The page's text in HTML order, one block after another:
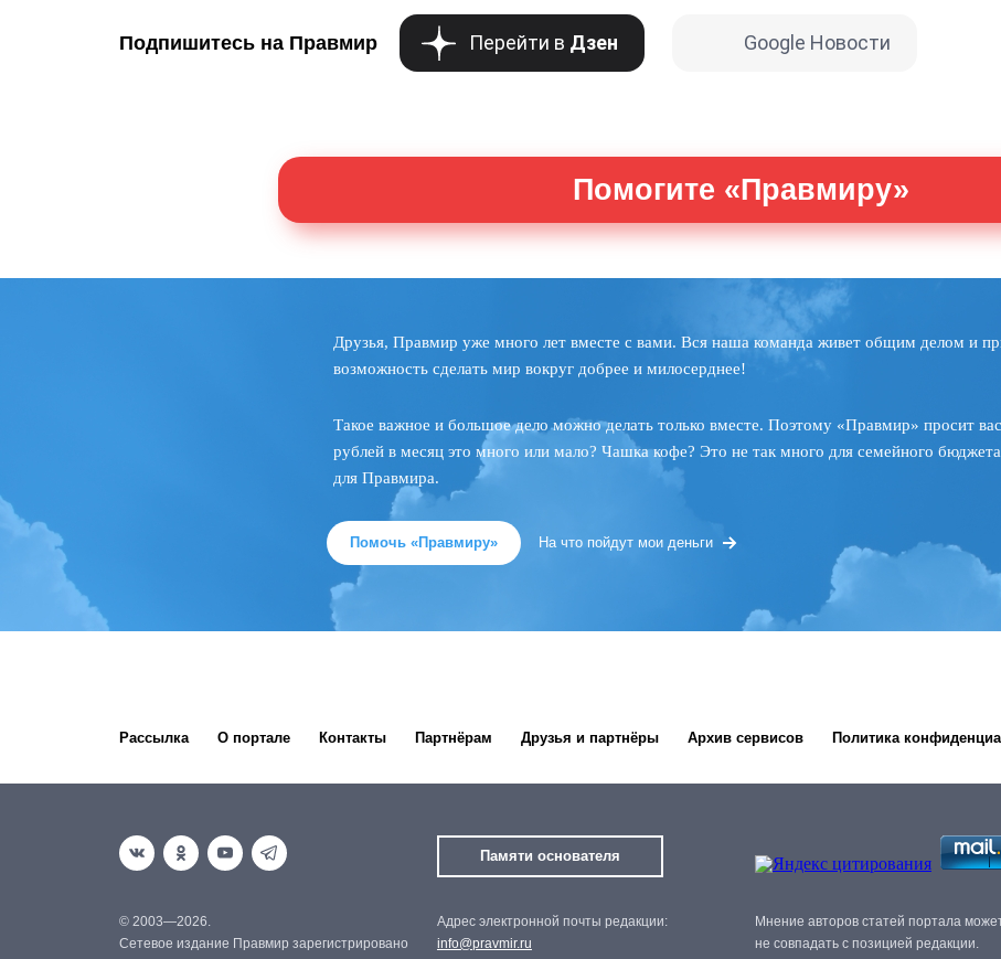
Подпишитесь на Правмир Перейти в Дзен Google Новости
Помогите «Правмиру»
Друзья, Правмир уже много лет вместе с вами. Вся наша команда живет общим делом и
возможность сделать мир вокруг добрее и милосерднее!
Такое важное и большое дело можно делать только вместе. Поэтому «Правмир» просит
рублей в месяц это много или мало? Чашка кофе? Это не так много для семейного
для Правмира.
Помочь «Правмиру» На что пойдут мои деньги
Рассылка О портале Контакты Партнёрам Друзья и партнёры Архив сервисов Политика
Памяти основателя
© 2003—2026.
Сетевое издание Правмир зарегистрировано
Адрес электронной почты редакции:
info@pravmir.ru
Мнение авторов статей портала
не совпадать с позицией редакции.